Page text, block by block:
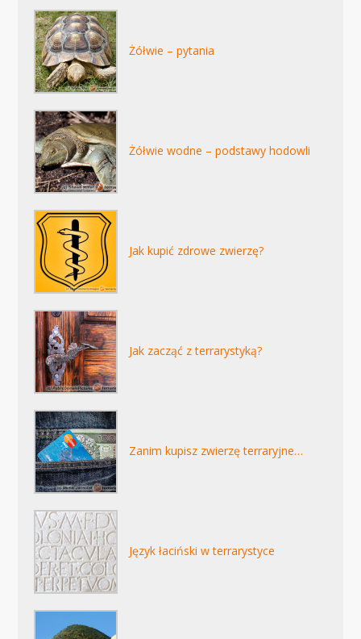
Żółwie – pytania
Żółwie wodne – podstawy hodowli
Jak kupić zdrowe zwierzę?
Jak zacząć z terrarystyką?
Zanim kupisz zwierzę terraryjne…
Język łaciński w terrarystyce